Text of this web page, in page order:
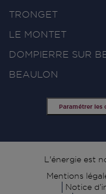
TRONGET
LE MONTET
DOMPIERRE SUR
BEAULON
Paramétrer les
Signature
L'énergie est
Mentions
Notice